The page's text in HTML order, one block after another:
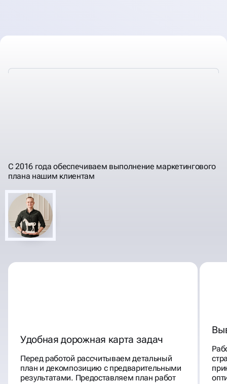
ИНВЕСТИЦИИ
ПОНЯТНЫМ ЯЗЫКОМ
С 2016 года обеспечиваем выполнение маркетингового
плана нашим клиентам
Удобная дорожная карта задач
Перед работой рассчитываем детальный
план и декомпозицию с предварительными
результатами. Предоставляем план работ